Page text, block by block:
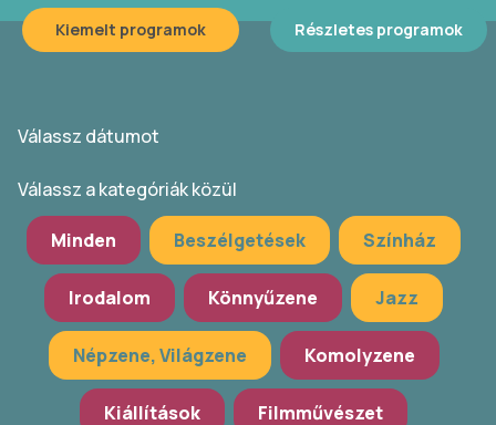
Kiemelt programok Részletes programok
Válassz dátumot
Válassz a kategóriák közül
Minden Beszélgetések Színház
Irodalom Könnyűzene Jazz
Népzene, Világzene Komolyzene
Kiállítások Filmművészet